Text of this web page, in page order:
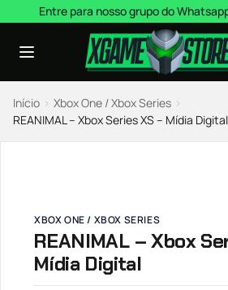
Pular para o conteúdo
Entre para nosso grupo do
Início › Xbox One / Xbox Series ›
REANIMAL – Xbox Series XS – Mídia Digital
XBOX ONE / XBOX SERIES
REANIMAL – Xbox
Mídia Digital